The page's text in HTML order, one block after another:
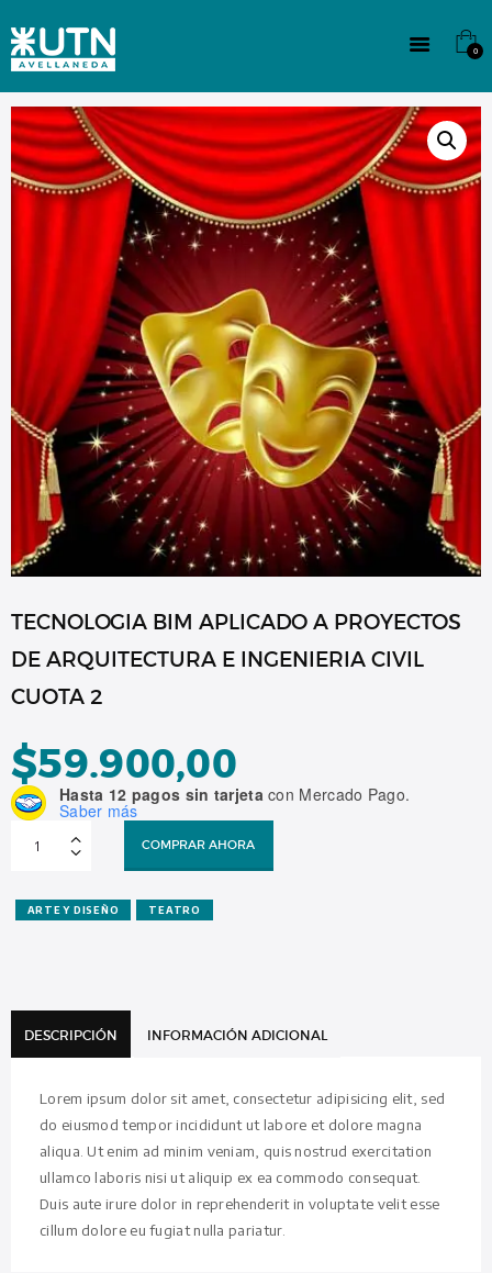
0
CULTURA
SEDE G. PANE (MITRE)
DOMÍNICO
CONTACTO
TECNOLOGIA BIM APLICADO A PROYECTOS
DE ARQUITECTURA E INGENIERIA CIVIL
CUOTA 2
$59.900,00
Hasta 12 pagos sin tarjetacon Mercado Pago.
Saber más
BIM
APLICADO
DE
ARQUITECTURA
COMPRAR AHORA
ARTE Y DISEÑO TEATRO
DESCRIPCIÓN INFORMACIÓN ADICIONAL
Lorem ipsum dolor sit amet, consectetur adipisicing elit, sed
do eiusmod tempor incididunt ut labore et dolore magna
aliqua. Ut enim ad minim veniam, quis nostrud exercitation
ullamco laboris nisi ut aliquip ex ea commodo consequat.
Duis aute irure dolor in reprehenderit in voluptate velit esse
cillum dolore eu fugiat nulla pariatur.